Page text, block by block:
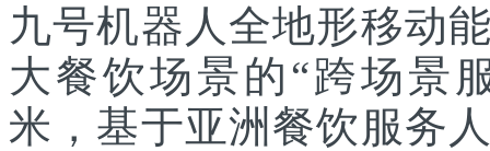
九号机器人全地形移动
大餐饮场景的“跨场景
米，基于亚洲餐饮服务